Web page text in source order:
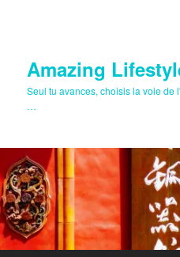
Amazing
Seul tu avances, choisis la voie de
…